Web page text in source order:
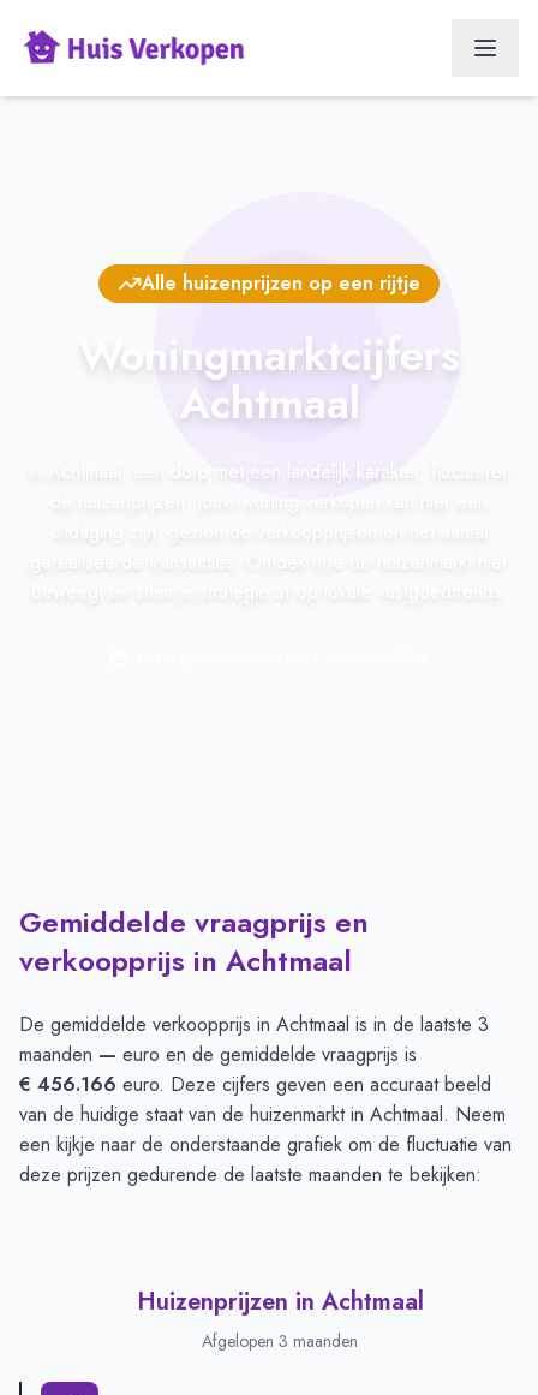
Alle huizenprijzen op een rijtje
Woningmarktcijfers
Achtmaal
In Achtmaal, een dorp met een landelijk karakter, fluctueren
Gemiddelde vraagprijs en
verkoopprijs in Achtmaal
De gemiddelde verkoopprijs in Achtmaal is in de laatste 3
maanden — euro en de gemiddelde vraagprijs is
€ 456.166 euro. Deze cijfers geven een accuraat beeld
van de huidige staat van de huizenmarkt in Achtmaal. Neem
een kijkje naar de onderstaande grafiek om de fluctuatie van
deze prijzen gedurende de laatste maanden te bekijken:
Huizenprijzen in Achtmaal
Afgelopen 3 maanden